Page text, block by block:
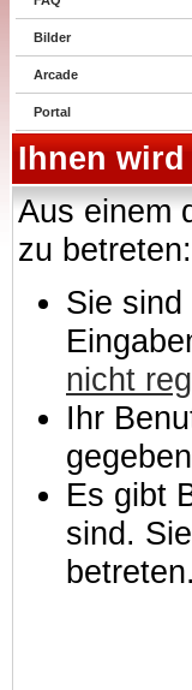
Bilder
Arcade
Portal
Ihnen
Aus einem
zu betreten:
Sie
nicht
Ihr
Es gibt
sind.
betreten.